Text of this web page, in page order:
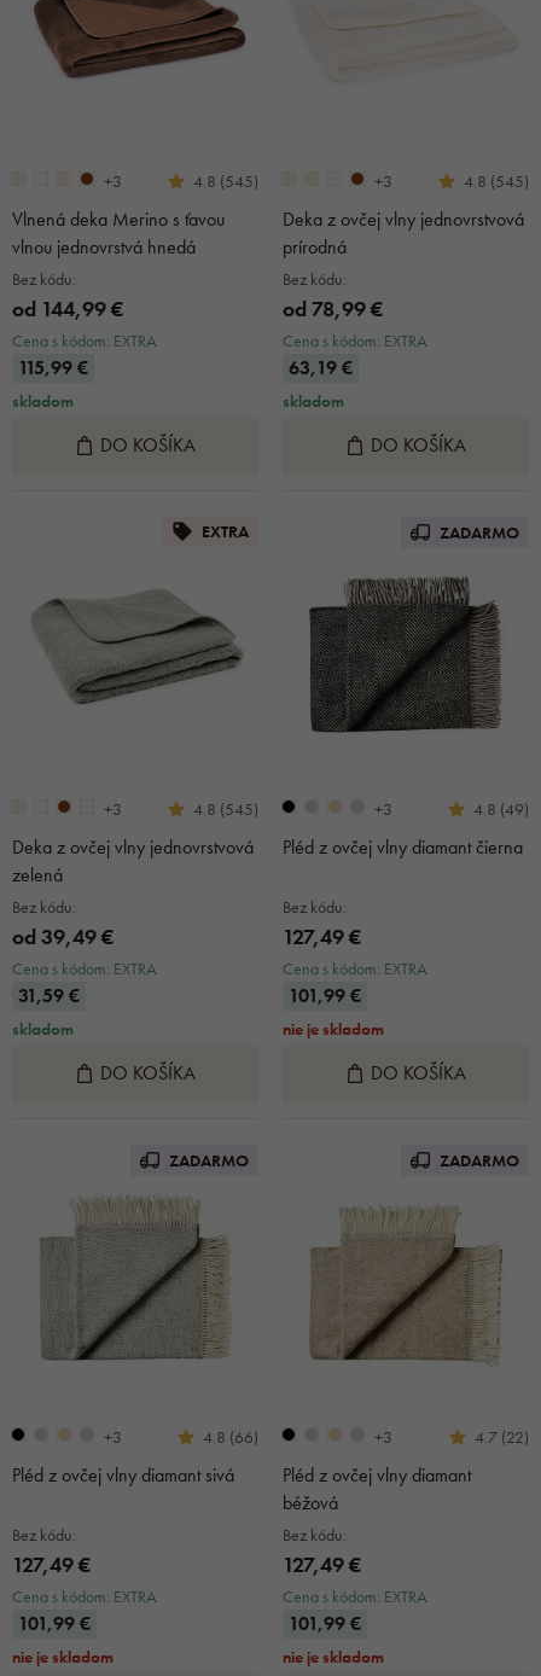
+3 4.8 (545)
Vlnená deka Merino s ťavou
vlnou jednovrstvá hnedá
Bez kódu:
od 144,99 €
Cena s kódom: EXTRA
115,99 €
skladom
DO KOŠÍKA
+3 4.8 (545)
Deka z ovčej vlny jednovrstvová
prírodná
Bez kódu:
od 78,99 €
Cena s kódom: EXTRA
63,19 €
skladom
DO KOŠÍKA
EXTRA
+3 4.8 (545)
Deka z ovčej vlny jednovrstvová
zelená
Bez kódu:
od 39,49 €
Cena s kódom: EXTRA
31,59 €
skladom
DO KOŠÍKA
ZADARMO
+3 4.8 (49)
Pléd z ovčej vlny diamant čierna
Bez kódu:
127,49 €
Cena s kódom: EXTRA
101,99 €
nie je skladom
DO KOŠÍKA
ZADARMO
+3 4.8 (66)
Pléd z ovčej vlny diamant sivá
Bez kódu:
127,49 €
Cena s kódom: EXTRA
101,99 €
nie je skladom
ZADARMO
+3 4.7 (22)
Pléd z ovčej vlny diamant
béžová
Bez kódu:
127,49 €
Cena s kódom: EXTRA
101,99 €
nie je skladom